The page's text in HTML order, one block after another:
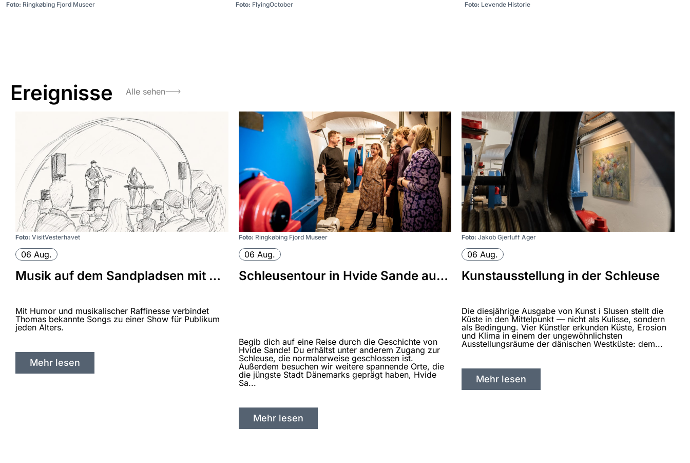
Foto: Ringkøbing Fjord Museer Foto: FlyingOctober Foto: Levende Historie
Ereignisse Alle sehen
Foto: VisitVesterhavet
06 Aug.
Musik auf dem Sandpladsen mit Thomas Pedersen (der singende Bäcker)
Mit Humor und musikalischer Raffinesse verbindet
Thomas bekannte Songs zu einer Show für Publikum
jeden Alters.
Mehr lesen
Foto: Ringkøbing Fjord Museer
06 Aug.
Schleusentour in Hvide Sande auf Deutsch
Begib dich auf eine Reise durch die Geschichte von
Hvide Sande! Du erhältst unter anderem Zugang zur
Schleuse, die normalerweise geschlossen ist.
Außerdem besuchen wir weitere spannende Orte, die
die jüngste Stadt Dänemarks geprägt haben, Hvide
Sa...
Mehr lesen
Foto: Jakob Gjerluff Ager
06 Aug.
Kunstausstellung in der Schleuse
Die diesjährige Ausgabe von Kunst i Slusen stellt die
Küste in den Mittelpunkt — nicht als Kulisse, sondern
als Bedingung. Vier Künstler erkunden Küste, Erosion
und Klima in einem der ungewöhnlichsten
Ausstellungsräume der dänischen Westküste: dem...
Mehr lesen